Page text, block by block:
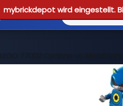
mybrickdepot wird eingestellt.
LEGO 77002 Cyclone vs. Metal Sonic